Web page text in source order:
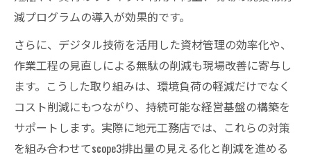
減プログラムの導入が効果的です。
さらに、デジタル技術を活用した資材管理の効率化や、
作業工程の見直しによる無駄の削減も現場改善に寄与し
ます。こうした取り組みは、環境負荷の軽減だけでなく
コスト削減にもつながり、持続可能な経営基盤の構築を
サポートします。実際に地元工務店では、これらの対策
を組み合わせてscope3排出量の見える化と削減を進める